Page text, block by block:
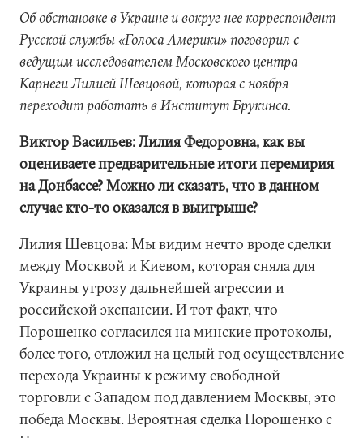
Об обстановке в Украине и вокруг нее корреспондент
Русской службы «Голоса Америки» поговорил с
ведущим исследователем Московского центра
Карнеги Лилией Шевцовой, которая с ноября
переходит работать в Институт Брукинса.
Виктор Васильев: Лилия Федоровна, как вы
оцениваете предварительные итоги перемирия
на Донбассе? Можно ли сказать, что в данном
случае кто-то оказался в выигрыше?
Лилия Шевцова: Мы видим нечто вроде сделки
между Москвой и Киевом, которая сняла для
Украины угрозу дальнейшей агрессии и
российской экспансии. И тот факт, что
Порошенко согласился на минские протоколы,
более того, отложил на целый год осуществление
перехода Украины к режиму свободной
торговли с Западом под давлением Москвы, это
победа Москвы. Вероятная сделка Порошенко с